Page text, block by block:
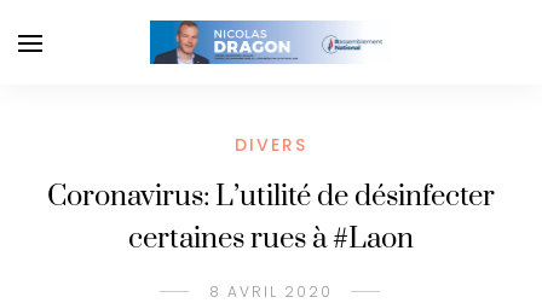
DIVERS
Coronavirus: L’utilité de désinfecter
certaines rues à #Laon
8 AVRIL 2020